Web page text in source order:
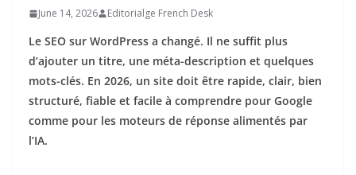
June 14, 2026 Editorialge French Desk
Le SEO sur WordPress a changé. Il ne suffit plus
d’ajouter un titre, une méta-description et quelques
mots-clés. En 2026, un site doit être rapide, clair, bien
structuré, fiable et facile à comprendre pour Google
comme pour les moteurs de réponse alimentés par
l’IA.